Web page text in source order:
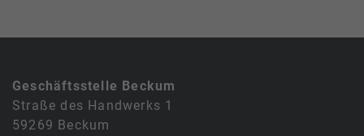
Geschäftsstelle Beckum
Straße des Handwerks 1
59269 Beckum